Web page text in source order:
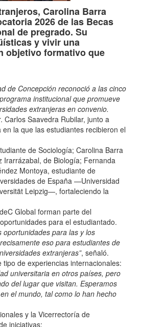
Carolina Barra
2026 de las Becas
de pregrado. Su
y vivir una
objetivo formativo que
de Concepción reconoció a las cinco
institucional que promueve
extranjeras en convenio.
Carlos Saavedra Rubilar, junto a
la que las estudiantes recibieron el
de Sociología; Carolina Barra
Irarrázabal, de Biología; Fernanda
Montoya, estudiante de
de España —Universidad
Leipzig—, fortaleciendo la
Global forman parte del
para el estudiantado.
oportunidades para las y los
eso para estudiantes de
extranjeras”, señaló.
de experiencias internacionales:
universitaria en otros países, pero
del lugar que visitan. Esperamos
el mundo, tal como lo han hecho
y la Vicerrectoría de
iniciativas: